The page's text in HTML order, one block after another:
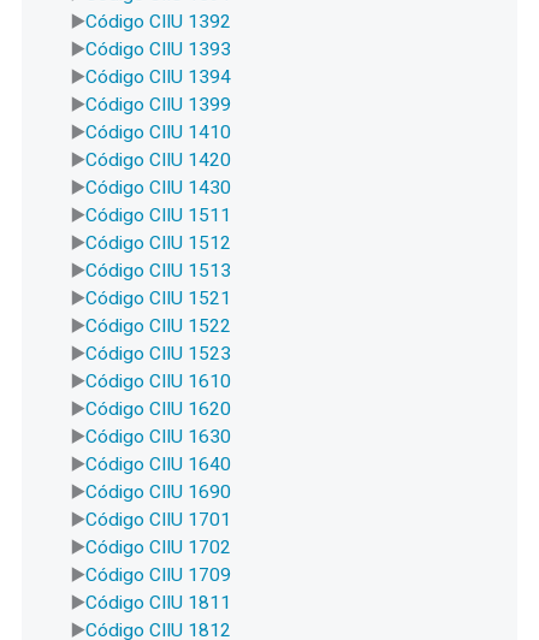
Código CIIU 1392
Código CIIU 1393
Código CIIU 1394
Código CIIU 1399
Código CIIU 1410
Código CIIU 1420
Código CIIU 1430
Código CIIU 1511
Código CIIU 1512
Código CIIU 1513
Código CIIU 1521
Código CIIU 1522
Código CIIU 1523
Código CIIU 1610
Código CIIU 1620
Código CIIU 1630
Código CIIU 1640
Código CIIU 1690
Código CIIU 1701
Código CIIU 1702
Código CIIU 1709
Código CIIU 1811
Código CIIU 1812